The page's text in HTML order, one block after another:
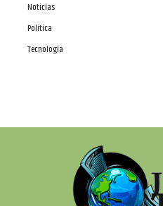
Notícias
Política
Tecnologia